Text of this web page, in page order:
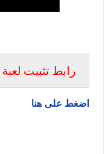
رابط تثبيت لعبة FunSort
اضغط على هنا